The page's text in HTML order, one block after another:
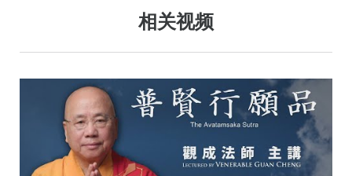
相关视频